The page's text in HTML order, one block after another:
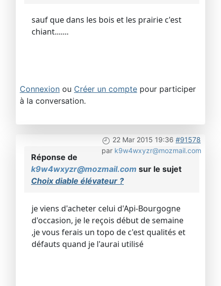
sauf que dans les bois et les prairie c'est
chiant.......
Connexion ou Créer un compte pour participer
à la conversation.
22 Mar 2015 19:36 #91578
par k9w4wxyzr@mozmail.com
Réponse de
k9w4wxyzr@mozmail.com sur le sujet
Choix diable élévateur ?
je viens d'acheter celui d'Api-Bourgogne
d'occasion, je le reçois début de semaine
,je vous ferais un topo de c'est qualités et
défauts quand je l'aurai utilisé